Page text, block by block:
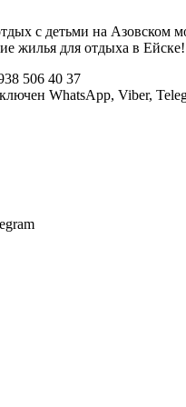
с детьми на Азовском
жилья для отдыха в Ейске!
506 40 37